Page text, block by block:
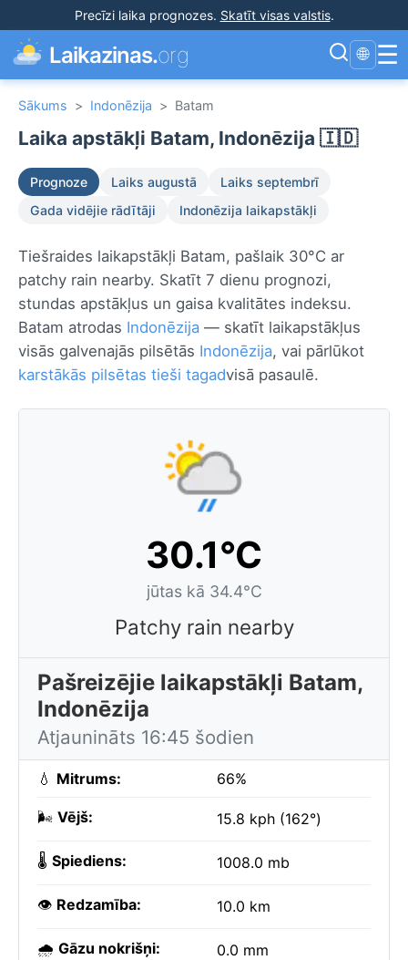
Precīzi laika prognozes. Skatīt visas valstis.
Laikazinas.org 🌐 ☰
Sākums > Indonēzija > Batam
Laika apstākļi Batam, Indonēzija 🇮🇩
Prognoze Laiks augustā
Laiks septembrī
Gada vidējie rādītāji
Indonēzija laikapstākļi
Tiešraides laikapstākļi Batam, pašlaik 30°C ar
patchy rain nearby. Skatīt 7 dienu prognozi,
stundas apstākļus un gaisa kvalitātes indeksu.
Batam atrodas Indonēzija — skatīt laikapstākļus
visās galvenajās pilsētās Indonēzija, vai pārlūkot
karstākās pilsētas tieši tagadvisā pasaulē.
30.1°C
jūtas kā 34.4°C
Patchy rain nearby
Pašreizējie laikapstākļi Batam,
Indonēzija
Atjaunināts 16:45 šodien
💧 Mitrums: 66%
🌬️ Vējš: 15.8 kph (162°)
🌡️ Spiediens: 1008.0 mb
👁️ Redzamība: 10.0 km
🌧️ Gāzu nokrišņi: 0.0 mm